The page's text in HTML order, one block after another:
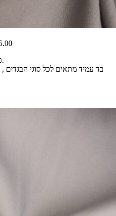
50% כותנה, 50% פוליאסטר.
בד עמיד מתאים לכל סוגי הבגדים